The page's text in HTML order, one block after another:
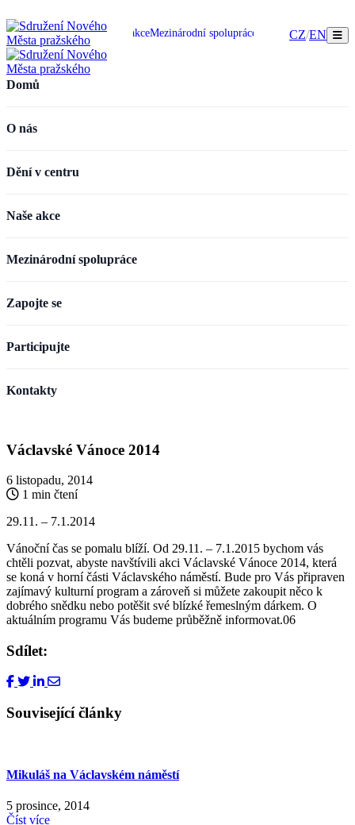
O násDění v centruNaše akceMezinárodní spolupráce Zapojte seParticipujte
CZ/EN
Domů
O nás
Dění v centru
Naše akce
Mezinárodní spolupráce
Zapojte se
Participujte
Kontakty
Václavské Vánoce 2014
6 listopadu, 2014
1 min čtení
29.11. – 7.1.2014
Vánoční čas se pomalu blíží. Od 29.11. – 7.1.2015 bychom vás
chtěli pozvat, abyste navštívili akci Václavské Vánoce 2014, která
se koná v horní části Václavského náměstí. Bude pro Vás připraven
zajímavý kulturní program a zároveň si můžete zakoupit něco k
dobrého snědku nebo potěšit své blízké řemeslným dárkem. O
aktuálním programu Vás budeme průběžně informovat.06
Sdílet:
Související články
Mikuláš na Václavském náměstí
5 prosince, 2014
Číst více